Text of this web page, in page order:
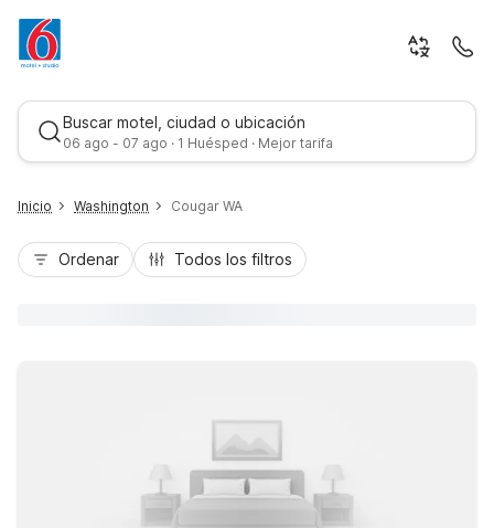
Buscar motel, ciudad o ubicación
06 ago - 07 ago · 1 Huésped · Mejor tarifa
Inicio Washington Cougar WA
Ordenar Todos los filtros